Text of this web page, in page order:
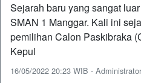
Sejarah baru yang sangat
SMAN 1 Manggar. Kali ini
pemilihan Calon Paskibraka
Kepul
16/05/2022 20:23 WIB - Administrator